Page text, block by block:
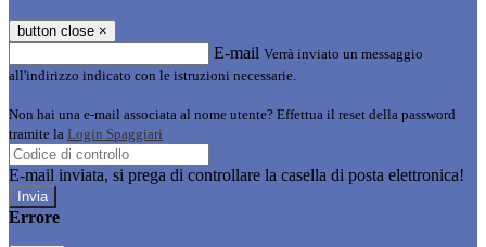
button close ×
E-mail Verrà inviato un messaggio
all'indirizzo indicato con le istruzioni necessarie.
Non hai una e-mail associata al nome utente? Effettua il reset della password
tramite la Login Spaggiari
E-mail inviata, si prega di controllare la casella di posta elettronica!
Errore